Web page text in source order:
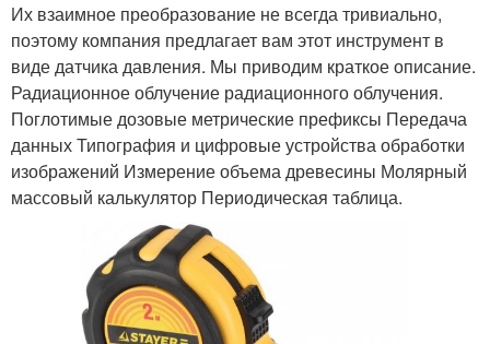
Их взаимное преобразование не всегда тривиально,
поэтому компания предлагает вам этот инструмент в
виде датчика давления. Мы приводим краткое описание.
Радиационное облучение радиационного облучения.
Поглотимые дозовые метрические префиксы Передача
данных Типография и цифровые устройства обработки
изображений Измерение объема древесины Молярный
массовый калькулятор Периодическая таблица.